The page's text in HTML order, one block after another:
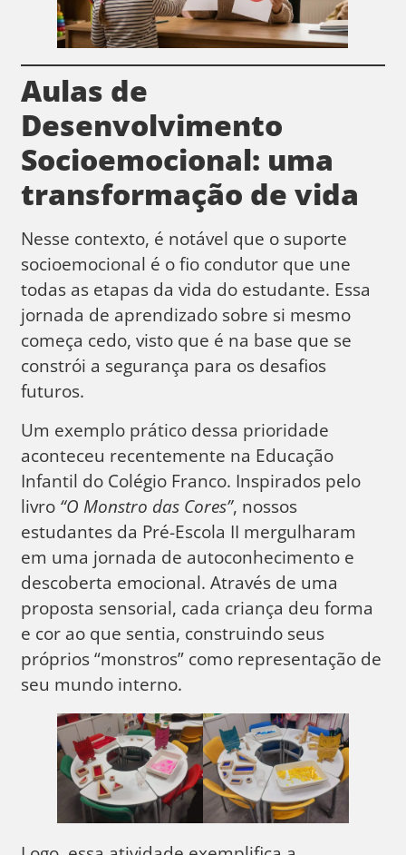
Aulas de
Desenvolvimento
Socioemocional: uma
transformação de vida
Nesse contexto, é notável que o suporte
socioemocional é o fio condutor que une
todas as etapas da vida do estudante. Essa
jornada de aprendizado sobre si mesmo
começa cedo, visto que é na base que se
constrói a segurança para os desafios
futuros.
Um exemplo prático dessa prioridade
aconteceu recentemente na Educação
Infantil do Colégio Franco. Inspirados pelo
livro “O Monstro das Cores”, nossos
estudantes da Pré-Escola II mergulharam
em uma jornada de autoconhecimento e
descoberta emocional. Através de uma
proposta sensorial, cada criança deu forma
e cor ao que sentia, construindo seus
próprios “monstros” como representação de
seu mundo interno.